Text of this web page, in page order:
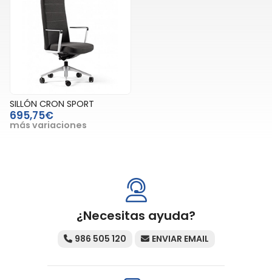
SILLÓN CRON SPORT
695,75€
más variaciones
¿Necesitas ayuda?
986 505 120 ENVIAR EMAIL